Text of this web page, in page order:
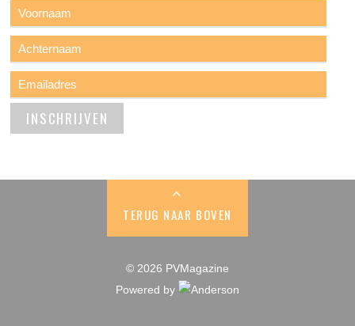
TERUG NAAR BOVEN
© 2026 PVMagazine
Powered by